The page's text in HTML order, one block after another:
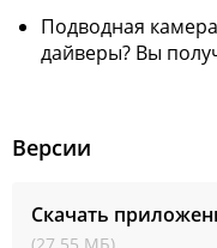
Подводная
дайверы? Вы
Версии
Скачать